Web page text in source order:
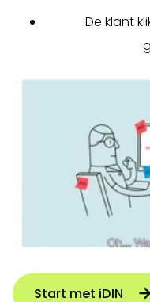
De klant
Start met iDIN